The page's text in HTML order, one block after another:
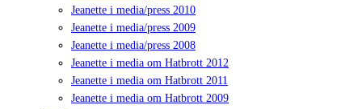
Jeanette i media/press 2010
Jeanette i media/press 2009
Jeanette i media/press 2008
Jeanette i media om Hatbrott 2012
Jeanette i media om Hatbrott 2011
Jeanette i media om Hatbrott 2009